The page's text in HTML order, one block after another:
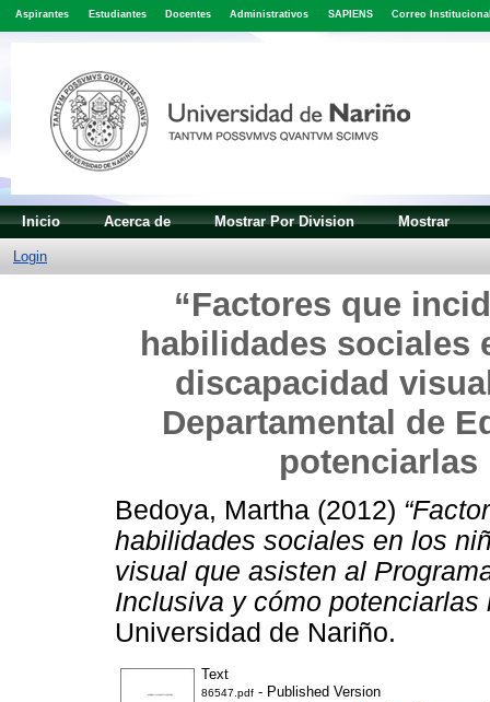
Aspirantes Estudiantes Docentes Administrativos SAPIENS Correo
Inicio Acerca de Mostrar Por Division Mostrar
Login
“Factores que
habilidades sociales
discapacidad
Departamental de
potenciarlas
Bedoya, Martha (2012)
habilidades sociales en los
visual que asisten al
Inclusiva y cómo potenciarlas
Universidad de Nariño.
Text
86547.pdf - Published Version